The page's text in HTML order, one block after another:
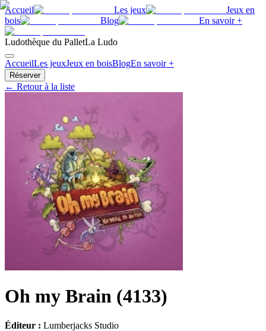
Accueil Les jeux
Jeux en
bois
Blog En savoir +
Ludothèque du PalletLa Ludo
AccueilLes jeuxJeux en boisBlogEn savoir +
Réserver
← Retour à la liste
Oh my Brain (4133)
Éditeur : Lumberjacks Studio